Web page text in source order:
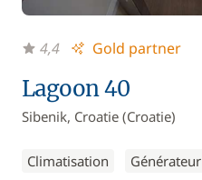
Lagoon 40
Sibenik, Croatie (Croatie)
Climatisation Générateur
4,4 Gold partner